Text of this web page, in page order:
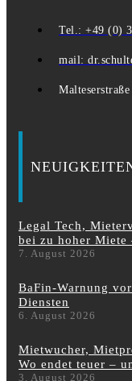
Tel.: +49 (0)
mail:
Legal Tech,
bei zu hoher Miete
7. August 2026
BaFin-Warnung
Diensten
6. August 2026
Mietwucher,
Wo endet teuer –
3. August 2026